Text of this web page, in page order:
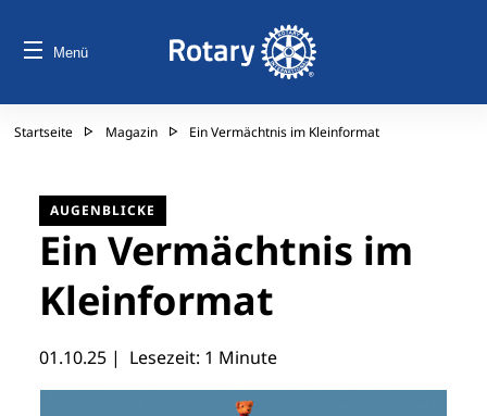
Menü
Startseite Magazin Ein Vermächtnis im Kleinformat
AUGENBLICKE
Ein Vermächtnis im
Kleinformat
01.10.25 | Lesezeit: 1 Minute